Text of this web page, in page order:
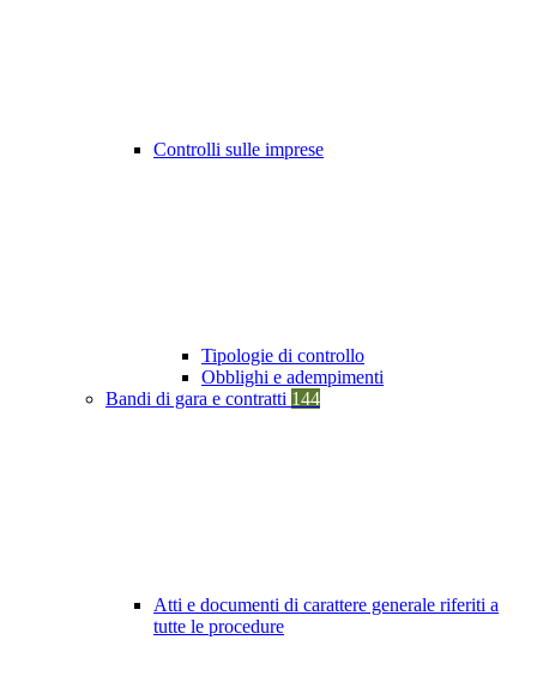
Controlli sulle imprese
Tipologie di controllo
Obblighi e adempimenti
Bandi di gara e contratti 144
Atti e documenti di carattere generale riferiti a
tutte le procedure